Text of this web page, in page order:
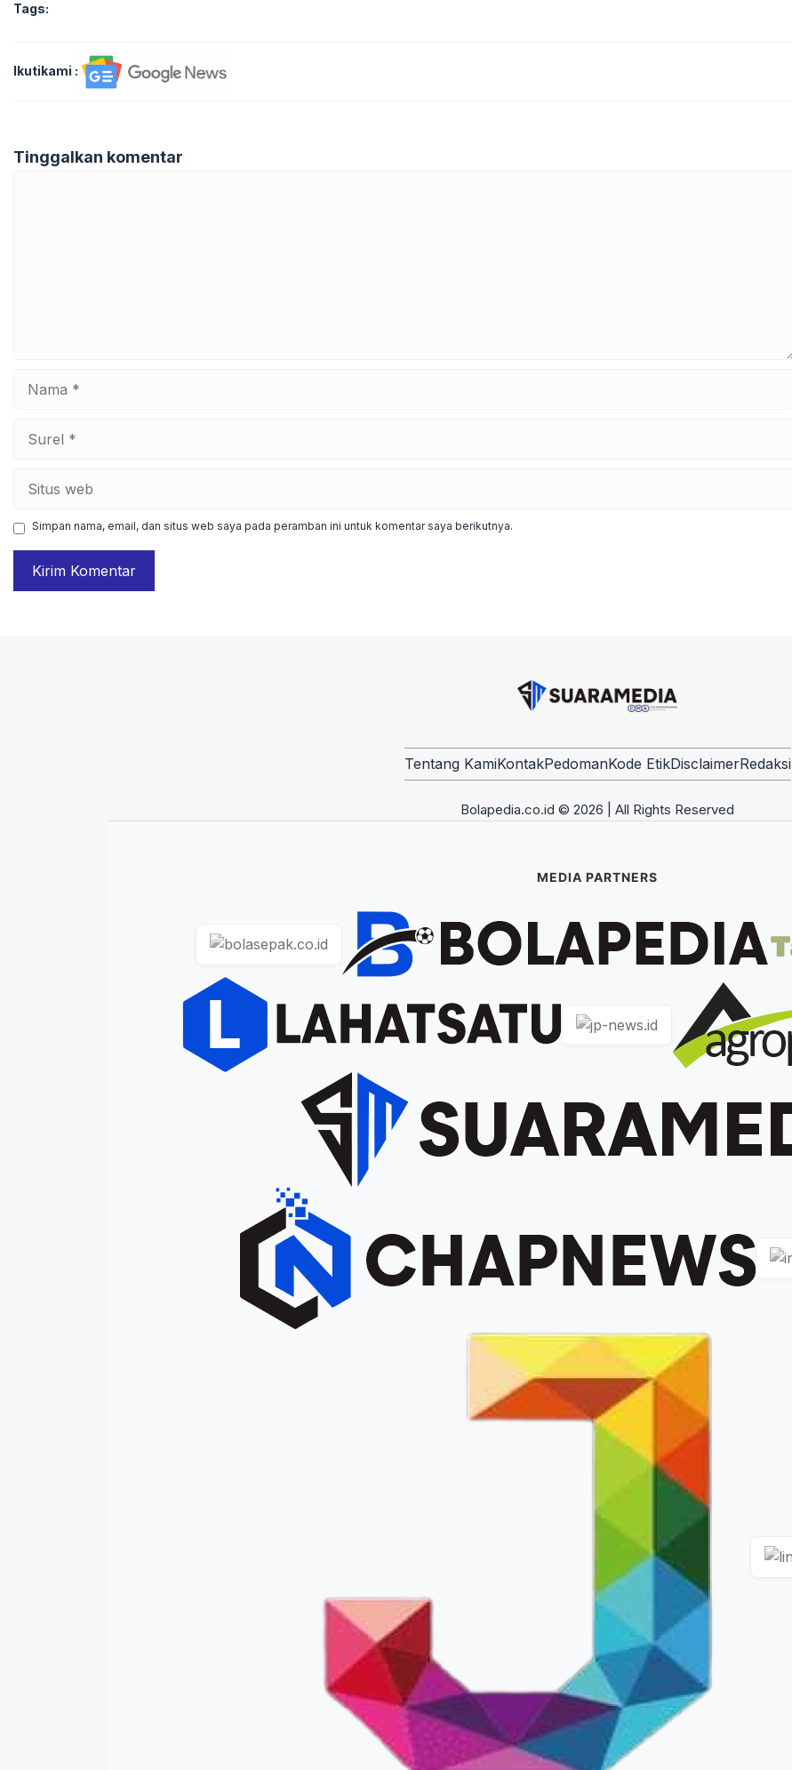
Tags:
Ikutikami :
Tinggalkan komentar
web
Simpan nama, email, dan situs web saya pada peramban ini untuk komentar saya berikutnya.
Tentang KamiKontakPedomanKode EtikDisclaimerRedaksi
Bolapedia.co.id © 2026 | All Rights Reserved
MEDIA PARTNERS